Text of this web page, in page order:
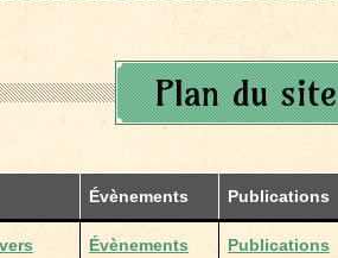
Plan du site
Évènements Publications
Évènements Publications